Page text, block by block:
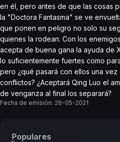
en él, pero antes de que las cosas
la "Doctora Fantasma" se ve
que ponen en peligro no solo su
quienes la rodean. Con los
acepta de buena gana la ayuda de
lo suficientemente fuertes como
pero ¿qué pasará con ellos una vez
conflictos? ¿Aceptará Qing Luo el
de venganza al final los separará?
Fecha de emisión: 26-05-2021
Populares